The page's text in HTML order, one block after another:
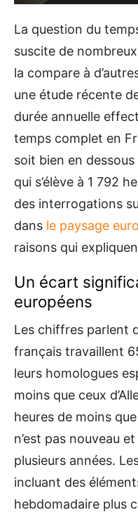
La question du
suscite de
la compare à
une étude récente
durée annuelle
temps complet en
soit bien en
qui s’élève à 1 792
des interrogations
dans le paysage
raisons qui
Un écart
européens
Les chiffres parlent
français travaillent
leurs homologues
moins que ceux
heures de moins
n’est pas nouveau
plusieurs années.
incluant des
hebdomadaire plus